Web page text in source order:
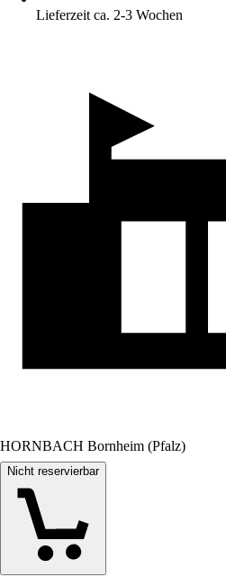
Lieferzeit ca. 2-3 Wochen
HORNBACH Bornheim (Pfalz)
Nicht reservierbar